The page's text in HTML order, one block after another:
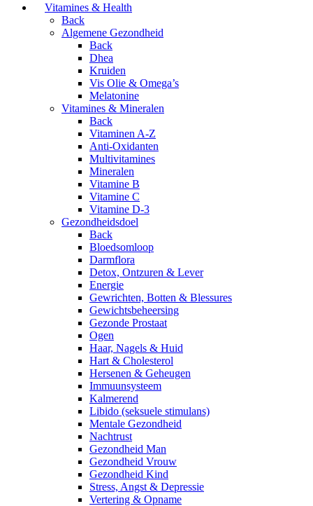
Vitamines & Health
Back
Algemene Gezondheid
Back
Dhea
Kruiden
Vis Olie & Omega’s
Melatonine
Vitamines & Mineralen
Back
Vitaminen A-Z
Anti-Oxidanten
Multivitamines
Mineralen
Vitamine B
Vitamine C
Vitamine D-3
Gezondheidsdoel
Back
Bloedsomloop
Darmflora
Detox, Ontzuren & Lever
Energie
Gewrichten, Botten & Blessures
Gewichtsbeheersing
Gezonde Prostaat
Ogen
Haar, Nagels & Huid
Hart & Cholesterol
Hersenen & Geheugen
Immuunsysteem
Kalmerend
Libido (seksuele stimulans)
Mentale Gezondheid
Nachtrust
Gezondheid Man
Gezondheid Vrouw
Gezondheid Kind
Stress, Angst & Depressie
Vertering & Opname